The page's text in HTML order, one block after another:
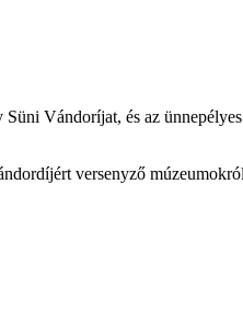
Vándoríjat, és az
versenyző